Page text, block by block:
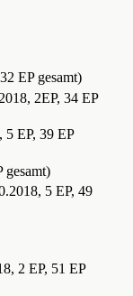
EP gesamt)
2EP, 34 EP
EP, 39 EP
gesamt)
5 EP, 49
2 EP, 51 EP